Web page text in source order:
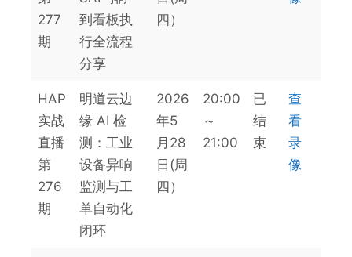
277
期
到看板执
行全流程
分享
四）
HAP
实战
直播
第
276
期
明道云边
缘 AI 检
测：工业
设备异响
监测与工
单自动化
闭环
2026
年5
月28
日(周
四）
20:00
～
21:00
已
结
束
查
看
录
像